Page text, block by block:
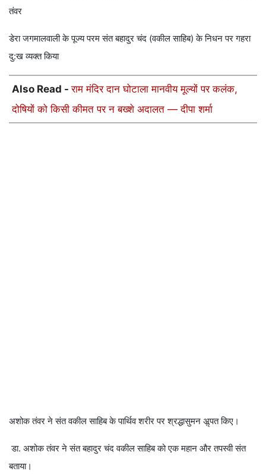
तंवर
डेरा जगमालवाली के पूज्य परम संत बहादुर चंद (वकील साहिब) के निधन पर गहरा
दु:ख व्यक्त किया
Also Read -राम मंदिर दान घोटाला मानवीय मूल्यों पर कलंक,
दोषियों को किसी कीमत पर न बख्शे अदालत — दीपा शर्मा
अशोक तंवर ने संत वकील साहिब के पार्थिव शरीर पर श्रद्धासुमन अॢपत किए।
डा. अशोक तंवर ने संत बहादुर चंद वकील साहिब को एक महान और तपस्वी संत
बताया।